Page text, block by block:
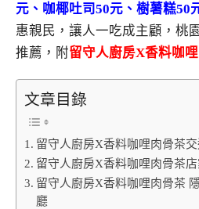
元、咖椰吐司50元、樹薯糕50
惠親民，讓人一吃成主顧，桃
推薦，附留守人廚房X香料咖
文章目錄
留守人廚房X香料咖哩肉骨茶
留守人廚房X香料咖哩肉骨茶店
留守人廚房X香料咖哩肉骨茶
廳